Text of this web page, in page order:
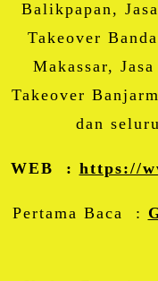
Balikpapan,
Takeover
Makassar,
Takeover
dan
WEB : https://
Pertama Baca :